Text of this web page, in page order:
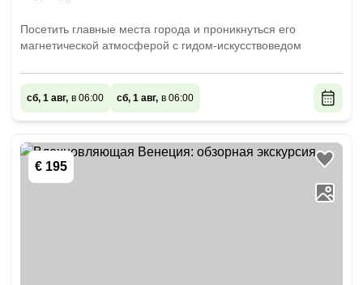
Посетить главные места города и проникнуться его
магнетической атмосферой с гидом-искусствоведом
сб, 1 авг, в 06:00 сб, 1 авг, в 06:00
€ 195